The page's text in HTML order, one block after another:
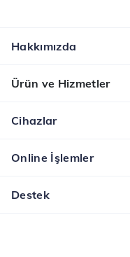
parçaları değiştirilir,
Hakkımızda
Ürün ve Hizmetler
Cihazlar
Online İşlemler
Destek